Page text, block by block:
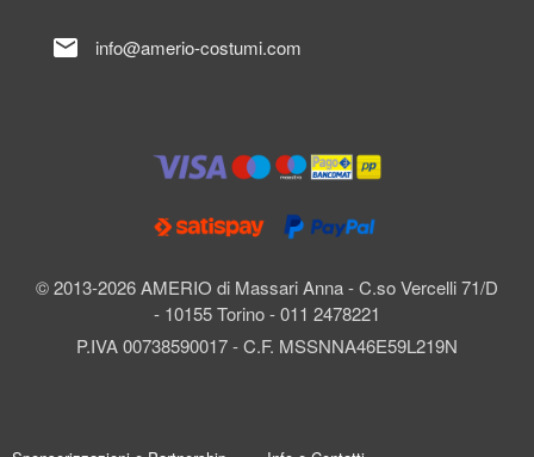
© 2013-2026 AMERIO di Massari Anna - C.so Vercelli 71/D
- 10155 Torino - 011 2478221
P.IVA 00738590017 - C.F. MSSNNA46E59L219N
mail info@amerio-costumi.com